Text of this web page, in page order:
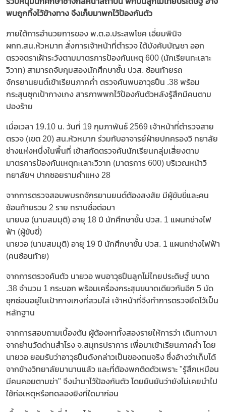
พบถูกทิ้งไว้ข้างทาง จึงเก็บมาพกไว้ป้องกันตัว
ภายใต้การอำนวยการของ พ.ต.อ.ประสพโชค เอี่ยมพินิจ
ผกก.สน.ห้วหมาก สั่งการเจ้าหน้าที่ตำรวจ ใต้บังคับบัญชา ออก
ตรวจตราเฝ้าระวังตามมาตรการป้องกันเหตุ 600 (นักเรียนทะเลาะ
วิวาท) สามารถจับกุมสองนักศึกษาชั้น ปวส. ซ้อนท้ายรถ
จักรยานยนต์เข้าเรียนภาคค่ำ ตรวจค้นพบอาวุธปืน .38 พร้อม
กระสุนซุกเป้ากางเกง สารภาพพกไว้ป้องกันตัวหลังรู้สึกมีคนตาม
ปองร้าย
เมื่อเวลา 19.10 น. วันที่ 19 กุมภาพันธ์ 2569 เจ้าหน้าที่ตำรวจสาย
ตรวจ (เขต 20) สน.หัวหมาก ร่วมกับอาจารย์ฝ่ายปกครองวิ ทยาลัย
ช่างแห่งหนึ่งในพื้นที่ เข้าสกัดตรวจค้นนักเรียนกลุ่มเสี่ยงตาม
มาตรการป้องกันเหตุทะเลาะวิวาท (มาตรการ 600) บริเวณหน้าวิ
ทยาลัยฯ ปากซอยรามคำแหง 28
จากการตรวจสอบพบรถจักรยานยนต์ต้องสงสัย มีผู้ขับขี่และคน
ซ้อนท้ายรวม 2 ราย ทราบชื่อต่อมา
นายบอ (นามสมมุติ) อายุ 18 ปี นักศึกษาชั้น ปวส. 1 แผนกช่างไฟ
ฟ้า (ผู้ขับขี่)
นายวอ (นามสมมุติ) อายุ 19 ปี นักศึกษาชั้น ปวส. 1 แผนกช่างไฟฟ้า
(คนซ้อนท้าย)
จากการตรวจค้นตัว นายวอ พบอาวุธปืนลูกโม่ไทยประดิษฐ์ ขนาด
.38 จำนวน 1 กระบอก พร้อมเครื่องกระสุนขนาดเดียวกันอีก 5 นัด
ซุกซ่อนอยู่ในเป้ากางเกงที่สวมใส่ เจ้าหน้าที่จึงทำการตรวจยึดไว้เป็น
หลักฐาน
จากการสอบถามเบื้องต้น ผู้ต้องหาทั้งสองรายให้การว่า เดินทางมา
จากย่านวัดด่านสำโรง จ.สมุทรปราการ เพื่อมาเข้าเรียนภาคค่ำ โดย
นายวอ ยอมรับว่าอาวุธปืนดังกล่าวเป็นของตนจริง ซึ่งอ้างว่าเก็บได้
จากข้างวิทยาลัยมานานแล้ว และที่ต้องพกติดตัวเพราะ "รู้สึกเหมือน
มีคนคอยตามฆ่า" จึงนำมาไว้ป้องกันตัว โดยยืนยันว่ายังไม่เคยนำไป
ใช้ก่อเหตุหรือทดลองยิงที่ใดมาก่อน